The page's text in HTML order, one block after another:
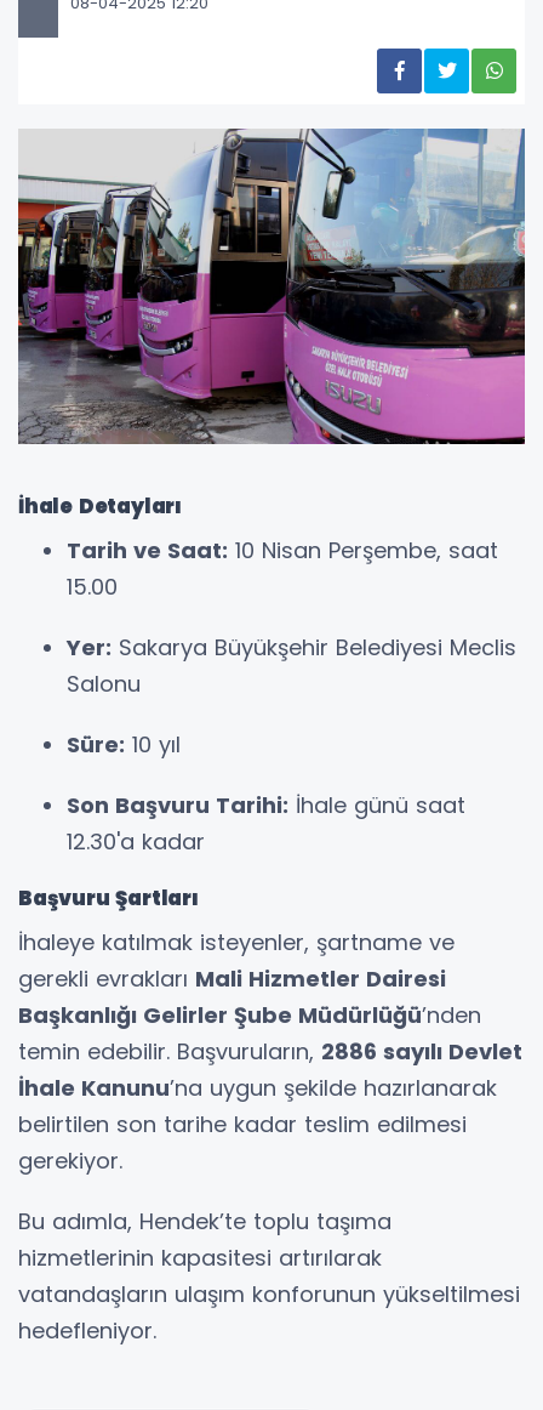
İhale Detayları
Tarih ve Saat: 10 Nisan Perşembe, saat
15.00
Yer: Sakarya Büyükşehir Belediyesi Meclis
Salonu
Süre: 10 yıl
Son Başvuru Tarihi: İhale günü saat
12.30'a kadar
Başvuru Şartları
İhaleye katılmak isteyenler, şartname ve
gerekli evrakları Mali Hizmetler Dairesi
Başkanlığı Gelirler Şube Müdürlüğü’nden
temin edebilir. Başvuruların, 2886 sayılı Devlet
İhale Kanunu’na uygun şekilde hazırlanarak
belirtilen son tarihe kadar teslim edilmesi
gerekiyor.
Bu adımla, Hendek’te toplu taşıma
hizmetlerinin kapasitesi artırılarak
vatandaşların ulaşım konforunun yükseltilmesi
hedefleniyor.